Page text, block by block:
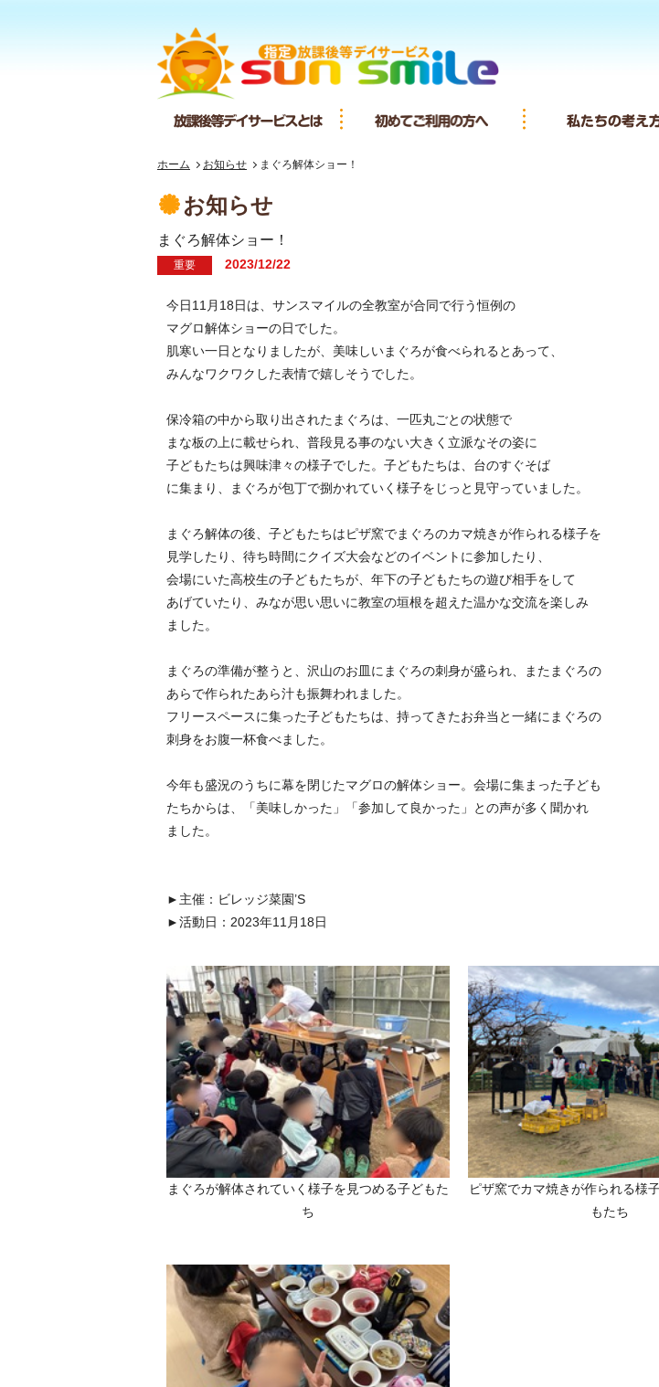
放課後等デイサービスとは 初めてご利用の方へ
ホーム お知らせ まぐろ解体ショー！
お知らせ
まぐろ解体ショー！
重要 2023/12/22
今日11月18日は、サンスマイルの全教室が合同で行う恒例の
マグロ解体ショーの日でした。
肌寒い一日となりましたが、美味しいまぐろが食べられるとあって、
みんなワクワクした表情で嬉しそうでした。
保冷箱の中から取り出されたまぐろは、一匹丸ごとの状態で
まな板の上に載せられ、普段見る事のない大きく立派なその姿に
子どもたちは興味津々の様子でした。子どもたちは、台のすぐそば
に集まり、まぐろが包丁で捌かれていく様子をじっと見守っていました。
まぐろ解体の後、子どもたちはピザ窯でまぐろのカマ焼きが作られる様子を
見学したり、待ち時間にクイズ大会などのイベントに参加したり、
会場にいた高校生の子どもたちが、年下の子どもたちの遊び相手をして
あげていたり、みなが思い思いに教室の垣根を超えた温かな交流を楽しみ
ました。
まぐろの準備が整うと、沢山のお皿にまぐろの刺身が盛られ、またまぐろの
あらで作られたあら汁も振舞われました。
フリースペースに集った子どもたちは、持ってきたお弁当と一緒にまぐろの
刺身をお腹一杯食べました。
今年も盛況のうちに幕を閉じたマグロの解体ショー。会場に集まった子ども
たちからは、「美味しかった」「参加して良かった」との声が多く聞かれ
ました。
►主催：ビレッジ菜園’S
►活動日：2023年11月18日
まぐろが解体されていく様子を見つめる子どもた
ち
ピザ窯でカマ焼きが作られる様
もたち